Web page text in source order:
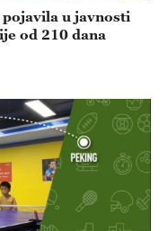
pojavila u javnosti
od 210 dana